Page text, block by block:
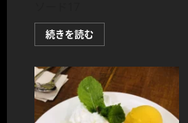
続きを読む
イ
17【MK
レ
ス
ト
ラ
ン】